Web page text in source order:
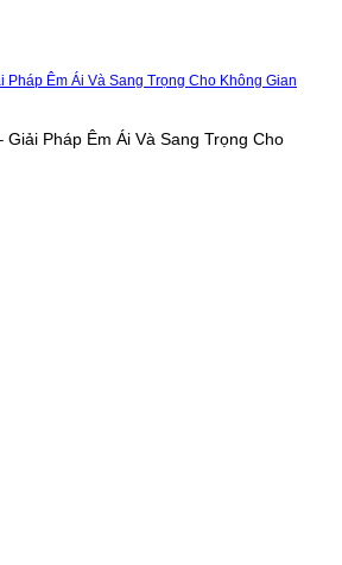
Pháp Êm Ái Và Sang Trọng Cho Không Gian
Pháp Êm Ái Và Sang Trọng Cho